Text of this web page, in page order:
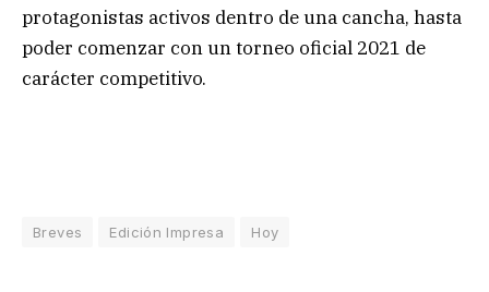
protagonistas activos dentro de una cancha, hasta
poder comenzar con un torneo oficial 2021 de
carácter competitivo.
Breves Edición Impresa Hoy